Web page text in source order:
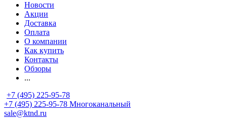
Новости
Акции
Доставка
Оплата
О компании
Как купить
Контакты
Обзоры
...
+7 (495) 225-95-78
+7 (495) 225-95-78 Многоканальный
sale@ktnd.ru